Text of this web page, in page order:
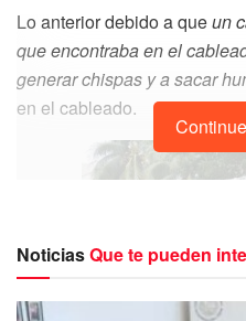
Lo anterior debido a queun
que encontraba en el
generar chispas y a sacar
en el cableado.
NoticiasQue te pueden